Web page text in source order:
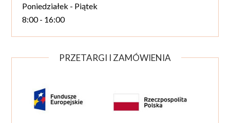
Poniedziałek - Piątek
8:00 - 16:00
PRZETARGI I ZAMÓWIENIA